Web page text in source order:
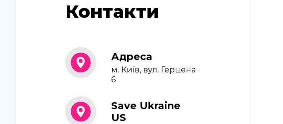
Контакти
Адреса
м. Київ, вул. Герцена
6
Save Ukraine
US